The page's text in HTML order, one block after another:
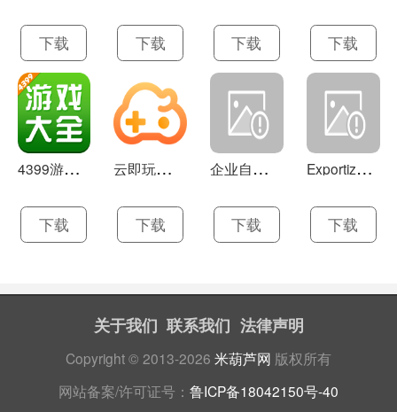
下载 下载 下载 下载
4
399游戏盒 官方下载 7.9.1
下载
云
即玩游戏盒 1.0.5.4
下载
企
业自助建站系统 9.0
下载
E
xportizer 9.0.8
下载
关于我们 联系我们 法律声明
Copyright © 2013-2026 米葫芦网 版权所有
网站备案/许可证号： 鲁ICP备18042150号-40